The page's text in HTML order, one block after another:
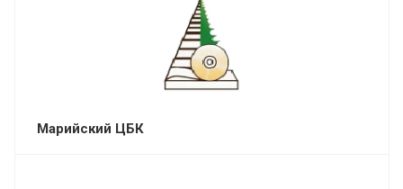
Марийский ЦБК